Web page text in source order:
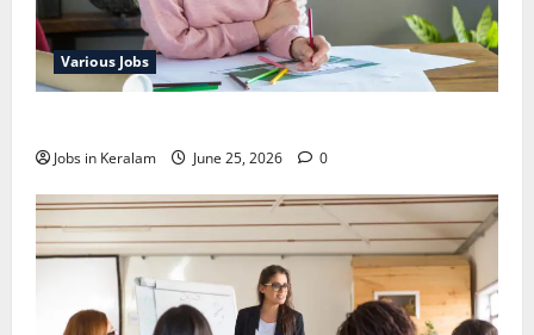
Various Jobs
Jobs in Keralam June 25, 2026 0